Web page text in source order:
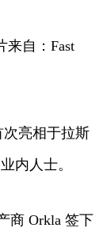
来自：Fast
次亮相于拉斯
内人士。
商 Orkla 签下